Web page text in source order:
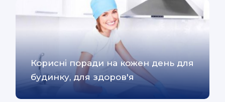
Корисні поради на кожен день для
будинку, для здоров'я